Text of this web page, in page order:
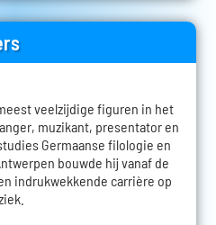
veelzijdige figuren in het
muzikant, presentator en
Germaanse filologie en
bouwde hij vanaf de
indrukwekkende carrière op